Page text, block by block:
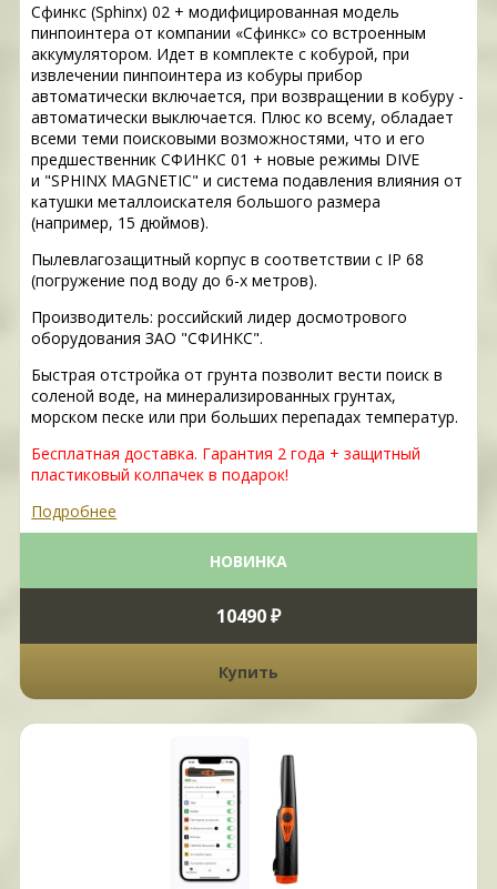
Сфинкс (Sphinx) 02 + модифицированная модель
пинпоинтера от компании «Сфинкс» со встроенным
аккумулятором. Идет в комплекте с кобурой, при
извлечении пинпоинтера из кобуры прибор
автоматически включается, при возвращении в кобуру -
автоматически выключается. Плюс ко всему, обладает
всеми теми поисковыми возможностями, что и его
предшественник СФИНКС 01 + новые режимы DIVE
и "SPHINX MAGNETIC" и система подавления влияния от
катушки металлоискателя большого размера
(например, 15 дюймов).
Пылевлагозащитный корпус в соответствии с IP 68
(погружение под воду до 6-х метров).
Производитель: российский лидер досмотрового
оборудования ЗАО "СФИНКС".
Быстрая отстройка от грунта позволит вести поиск в
соленой воде, на минерализированных грунтах,
морском песке или при больших перепадах температур.
Бесплатная доставка. Гарантия 2 года + защитный
пластиковый колпачек в подарок!
Подробнее
НОВИНКА
10490 ₽
Купить